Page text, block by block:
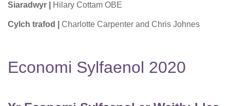
Siaradwyr | Hilary Cottam OBE
Cylch trafod | Charlotte Carpenter and Chris Johnes
Economi Sylfaenol 2020